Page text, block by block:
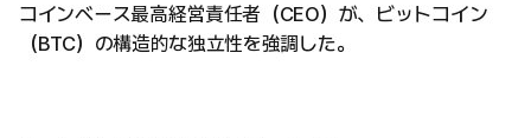
コインベース最高経営責任者（CEO）が、ビットコイン
（BTC）の構造的な独立性を強調した。